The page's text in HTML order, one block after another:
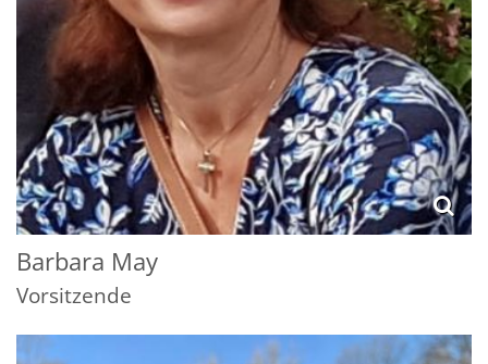
Barbara May
Vorsitzende